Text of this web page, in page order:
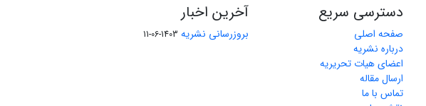
دسترسی سریع
صفحه اصلی
درباره نشریه
اعضای هیات تحریریه
ارسال مقاله
تماس با ما
آخرین اخبار
بروزرسانی نشریه 1403-06-11